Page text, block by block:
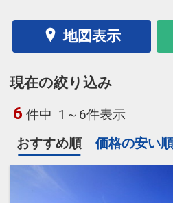
地図表示
現在の絞り込み
6 件中 1～6件表示
おすすめ順
価格の安い順